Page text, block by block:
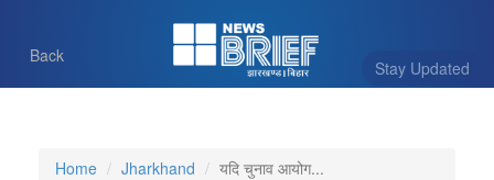
Stay Updated
Back
Home Jharkhand यदि चुनाव आयोग...